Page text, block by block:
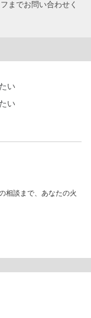
までお問い合わせく
相談まで、あなたの火
い
い